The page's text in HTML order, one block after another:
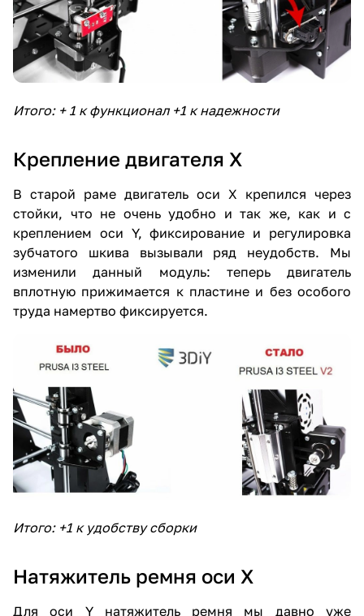
Итого: + 1 к функционал +1 к надежности
Крепление двигателя X
В старой раме двигатель оси X крепился через
стойки, что не очень удобно и так же, как и с
креплением оси Y, фиксирование и регулировка
зубчатого шкива вызывали ряд неудобств. Мы
изменили данный модуль: теперь двигатель
вплотную прижимается к пластине и без особого
труда намертво фиксируется.
Итого: +1 к удобству сборки
Натяжитель ремня оси X
Для оси Y натяжитель ремня мы давно уже